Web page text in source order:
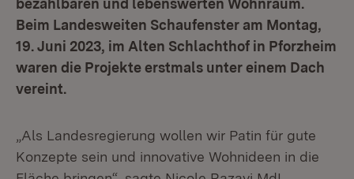
bezahlbaren und lebenswerten Wohnraum.
Beim Landesweiten Schaufenster am Montag,
19. Juni 2023, im Alten Schlachthof in Pforzheim
waren die Projekte erstmals unter einem Dach
vereint.
„Als Landesregierung wollen wir Patin für gute
Konzepte sein und innovative Wohnideen in die